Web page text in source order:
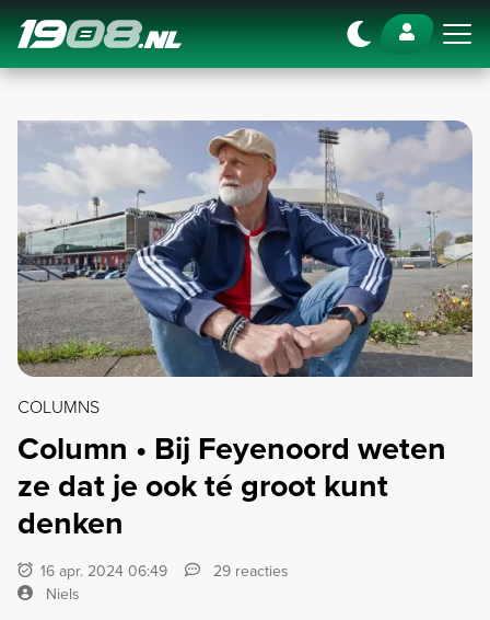
Navigation
COLUMNS
Column • Bij Feyenoord weten
ze dat je ook té groot kunt
denken
16 apr. 2024 06:49
29 reacties
Niels